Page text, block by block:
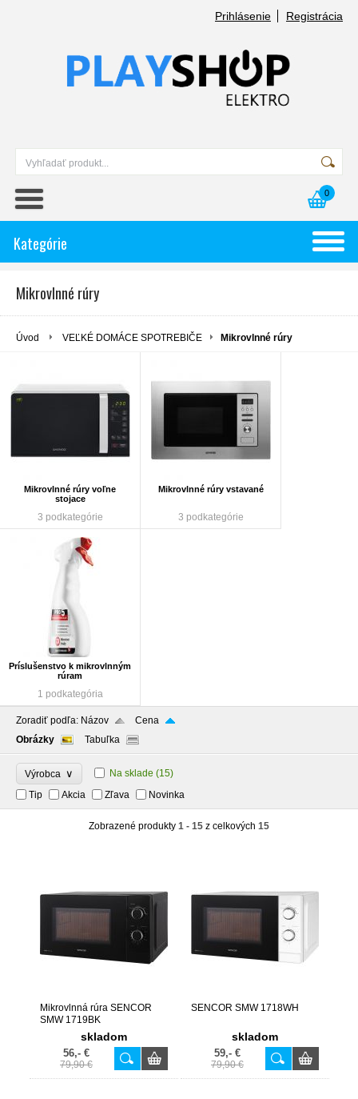
Prihlásenie Registrácia
0
Kategórie
Mikrovlnné rúry
Úvod VEĽKÉ DOMÁCE SPOTREBIČE Mikrovlnné rúry
Mikrovlnné rúry voľne
stojace
3 podkategórie
Mikrovlnné rúry vstavané
3 podkategórie
Príslušenstvo k mikrovlnným
rúram
1 podkategória
Zoradiť podľa: Názov
Cena
Obrázky
Tabuľka
Výrobca ∨ Na sklade (15)
Tip
Akcia Zľava Novinka
Zobrazené produkty 1 - 15 z celkových 15
Mikrovlnná rúra SENCOR
SMW 1719BK
skladom
56,- €
79,90 €
SENCOR SMW 1718WH
skladom
59,- €
79,90 €